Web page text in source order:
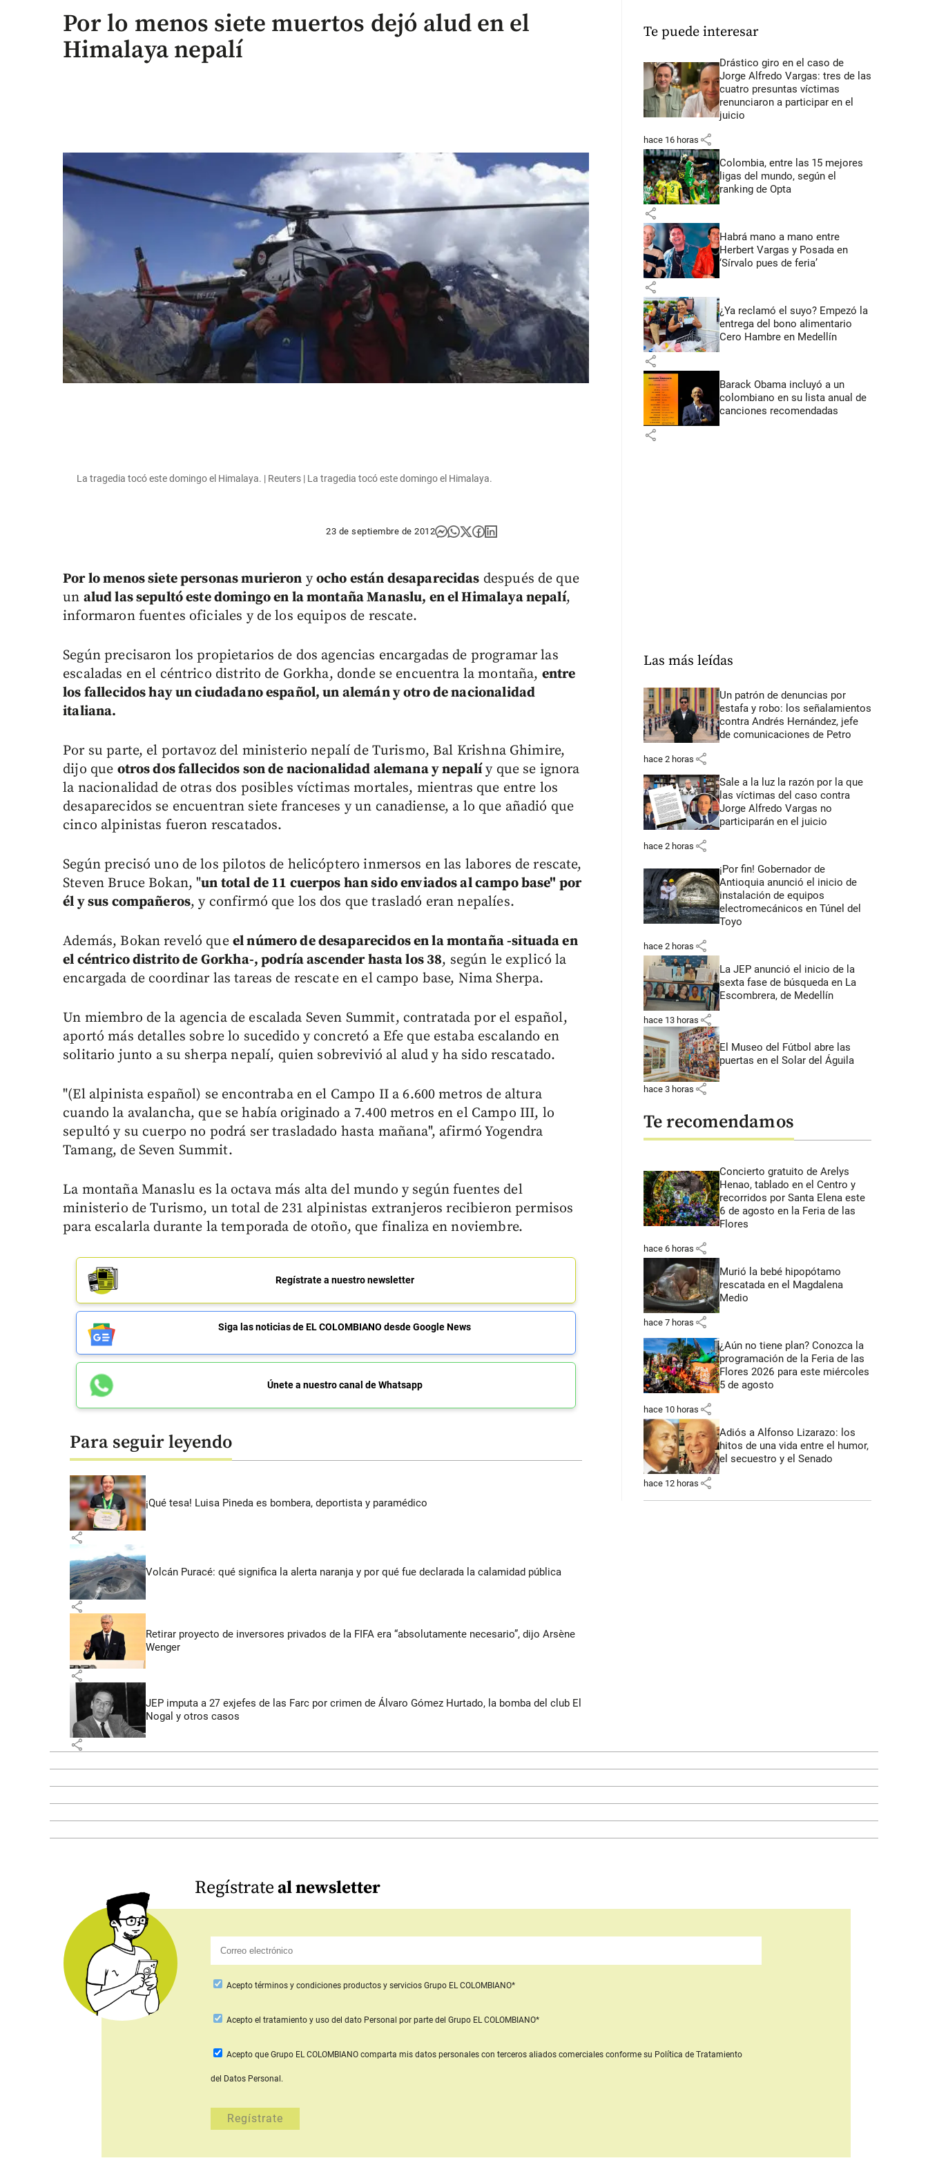
Por lo menos siete muertos dejó alud en el
Himalaya nepalí
La tragedia tocó este domingo el Himalaya. | Reuters | La tragedia tocó este domingo el Himalaya.
23 de septiembre de 2012
Por lo menos siete personas murieron yocho están desaparecidas después de que
un alud las sepultó este domingo en la montaña Manaslu, en el Himalaya nepalí,
informaron fuentes oficiales y de los equipos de rescate.
Según precisaron los propietarios de dos agencias encargadas de programar las
escaladas en el céntrico distrito de Gorkha, donde se encuentra la montaña, entre
los fallecidos hay un ciudadano español, un alemán y otro de nacionalidad
italiana.
Por su parte, el portavoz del ministerio nepalí de Turismo, Bal Krishna Ghimire,
dijo que otros dos fallecidos son de nacionalidad alemana y nepalíy que se ignora
la nacionalidad de otras dos posibles víctimas mortales, mientras que entre los
desaparecidos se encuentran siete franceses y un canadiense, a lo que añadió que
cinco alpinistas fueron rescatados.
Según precisó uno de los pilotos de helicóptero inmersos en las labores de rescate,
Steven Bruce Bokan, "un total de 11 cuerpos han sido enviados al campo base" por
él y sus compañeros, y confirmó que los dos que trasladó eran nepalíes.
Además, Bokan reveló que el número de desaparecidos en la montaña -situada en
el céntrico distrito de Gorkha-, podría ascender hasta los 38, según le explicó la
encargada de coordinar las tareas de rescate en el campo base, Nima Sherpa.
Un miembro de la agencia de escalada Seven Summit, contratada por el español,
aportó más detalles sobre lo sucedido y concretó a Efe que estaba escalando en
solitario junto a su sherpa nepalí, quien sobrevivió al alud y ha sido rescatado.
"(El alpinista español) se encontraba en el Campo II a 6.600 metros de altura
cuando la avalancha, que se había originado a 7.400 metros en el Campo III, lo
sepultó y su cuerpo no podrá ser trasladado hasta mañana", afirmó Yogendra
Tamang, de Seven Summit.
La montaña Manaslu es la octava más alta del mundo y según fuentes del
ministerio de Turismo, un total de 231 alpinistas extranjeros recibieron permisos
para escalarla durante la temporada de otoño, que finaliza en noviembre.
Regístrate a nuestro newsletter
Siga las noticias de EL COLOMBIANO desde Google News
Únete a nuestro canal de Whatsapp
Para seguir leyendo
¡Qué tesa! Luisa Pineda es bombera, deportista y paramédico
share
Volcán Puracé: qué significa la alerta naranja y por qué fue declarada la calamidad pública
share
Retirar proyecto de inversores privados de la FIFA era “absolutamente necesario”, dijo Arsène
Wenger
share
JEP imputa a 27 exjefes de las Farc por crimen de Álvaro Gómez Hurtado, la bomba del club El
Nogal y otros casos
share
Te puede interesar
Drástico giro en el caso de
Jorge Alfredo Vargas: tres de las
cuatro presuntas víctimas
renunciaron a participar en el
juicio
hace 16 horas share
Colombia, entre las 15 mejores
ligas del mundo, según el
ranking de Opta
share
Habrá mano a mano entre
Herbert Vargas y Posada en
‘Sírvalo pues de feria’
share
¿Ya reclamó el suyo? Empezó la
entrega del bono alimentario
Cero Hambre en Medellín
share
Barack Obama incluyó a un
colombiano en su lista anual de
canciones recomendadas
share
Las más leídas
Un patrón de denuncias por
estafa y robo: los señalamientos
contra Andrés Hernández, jefe
de comunicaciones de Petro
hace 2 horas share
Sale a la luz la razón por la que
las víctimas del caso contra
Jorge Alfredo Vargas no
participarán en el juicio
hace 2 horas share
¡Por fin! Gobernador de
Antioquia anunció el inicio de
instalación de equipos
electromecánicos en Túnel del
Toyo
hace 2 horas share
La JEP anunció el inicio de la
sexta fase de búsqueda en La
Escombrera, de Medellín
hace 13 horas share
El Museo del Fútbol abre las
puertas en el Solar del Águila
hace 3 horas share
Te recomendamos
Concierto gratuito de Arelys
Henao, tablado en el Centro y
recorridos por Santa Elena este
6 de agosto en la Feria de las
Flores
hace 6 horas share
Murió la bebé hipopótamo
rescatada en el Magdalena
Medio
hace 7 horas share
¿Aún no tiene plan? Conozca la
programación de la Feria de las
Flores 2026 para este miércoles
5 de agosto
hace 10 horas share
Adiós a Alfonso Lizarazo: los
hitos de una vida entre el humor,
el secuestro y el Senado
hace 12 horas share
Regístrateal newsletter
Acepto términos y condiciones productos y servicios Grupo EL COLOMBIANO*
Aceptoel tratamiento y uso del dato Personal por parte del Grupo EL COLOMBIANO*
Acepto que Grupo EL COLOMBIANO comparta mis datos personales con terceros aliados comercialesconforme su Política de Tratamiento
del Datos Personal.